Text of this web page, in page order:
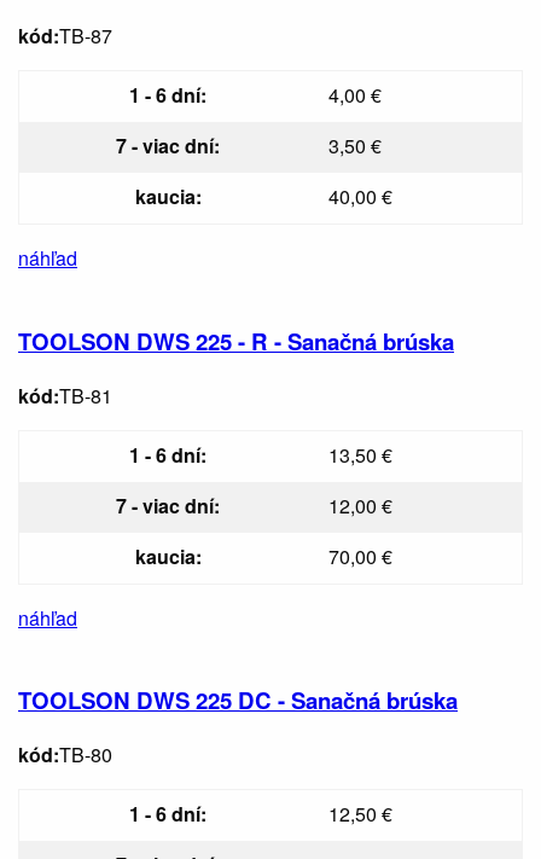
kód:TB-87
1 - 6 dní:
4,00 €
7 - viac dní:
3,50 €
kaucia:
40,00 €
náhľad
TOOLSON DWS 225 - R - Sanačná brúska
kód:TB-81
1 - 6 dní:
13,50 €
7 - viac dní:
12,00 €
kaucia:
70,00 €
náhľad
TOOLSON DWS 225 DC - Sanačná brúska
kód:TB-80
1 - 6 dní:
12,50 €